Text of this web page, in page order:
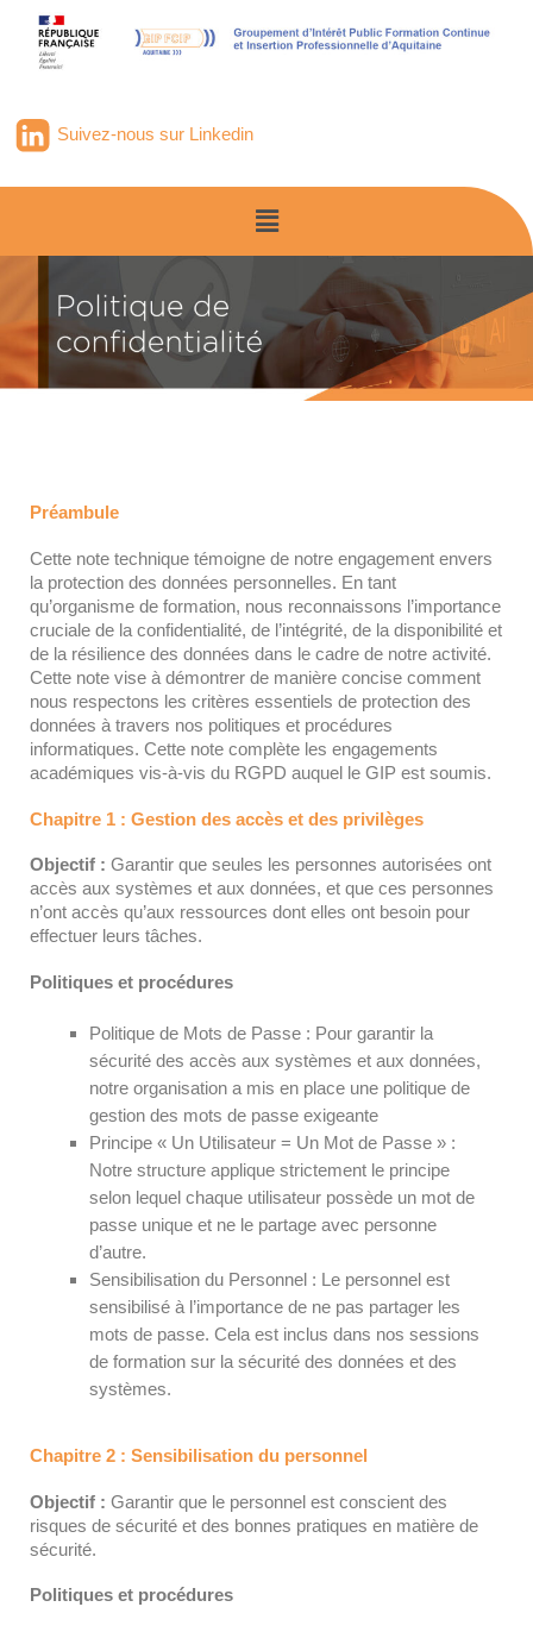
Suivez-nous sur Linkedin
Préambule
Cette note technique témoigne de notre engagement envers
la protection des données personnelles. En tant
qu’organisme de formation, nous reconnaissons l’importance
cruciale de la confidentialité, de l’intégrité, de la disponibilité et
de la résilience des données dans le cadre de notre activité.
Cette note vise à démontrer de manière concise comment
nous respectons les critères essentiels de protection des
données à travers nos politiques et procédures
informatiques. Cette note complète les engagements
académiques vis-à-vis du RGPD auquel le GIP est soumis.
Chapitre 1 : Gestion des accès et des privilèges
Objectif : Garantir que seules les personnes autorisées ont
accès aux systèmes et aux données, et que ces personnes
n’ont accès qu’aux ressources dont elles ont besoin pour
effectuer leurs tâches.
Politiques et procédures
Politique de Mots de Passe : Pour garantir la
sécurité des accès aux systèmes et aux données,
notre organisation a mis en place une politique de
gestion des mots de passe exigeante
Principe « Un Utilisateur = Un Mot de Passe » :
Notre structure applique strictement le principe
selon lequel chaque utilisateur possède un mot de
passe unique et ne le partage avec personne
d’autre.
Sensibilisation du Personnel : Le personnel est
sensibilisé à l’importance de ne pas partager les
mots de passe. Cela est inclus dans nos sessions
de formation sur la sécurité des données et des
systèmes.
Chapitre 2 : Sensibilisation du personnel
Objectif : Garantir que le personnel est conscient des
risques de sécurité et des bonnes pratiques en matière de
sécurité.
Politiques et procédures